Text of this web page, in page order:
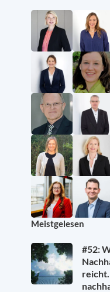
Meistgelesen
#52: